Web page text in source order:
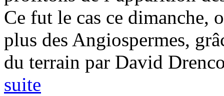
Ce fut le cas ce dimanche,
plus des Angiospermes,
du terrain par David
suite